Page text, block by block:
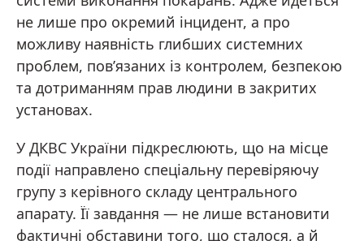
не лише про окремий інцидент, а про
можливу наявність глибших системних
проблем, пов’язаних із контролем, безпекою
та дотриманням прав людини в закритих
установах.
У ДКВС України підкреслюють, що на місце
події направлено спеціальну перевіряючу
групу з керівного складу центрального
апарату. Її завдання — не лише встановити
фактичні обставини того, що сталося, а й